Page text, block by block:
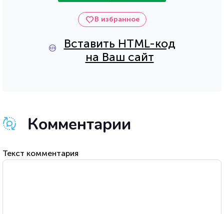
В избранное
Вставить HTML-код
на Ваш сайт
Комментарии
Текст комментария